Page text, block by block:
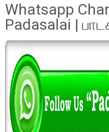
Whatsapp
Padasalai |